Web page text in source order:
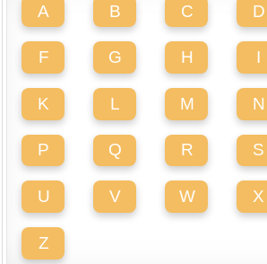
A B C D
F G H I
K L M N
P Q R S
U V W X
Z